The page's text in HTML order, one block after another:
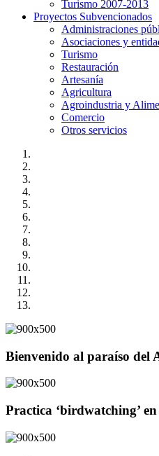
Turismo 2007-2013
Proyectos Subvencionados
Administraciones
Asociaciones y
Turismo
Restauración
Artesanía
Agricultura
Agroindustria y
Comercio
Otros servicios
Bienvenido al paraíso del
Practica ‘birdwatching’